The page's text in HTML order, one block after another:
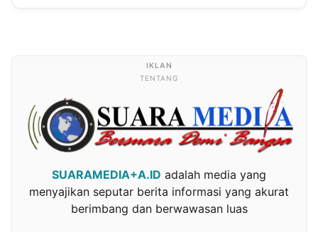
TENTANG
SUARAMEDIA+A.ID adalah media yang
menyajikan seputar berita informasi yang akurat
berimbang dan berwawasan luas